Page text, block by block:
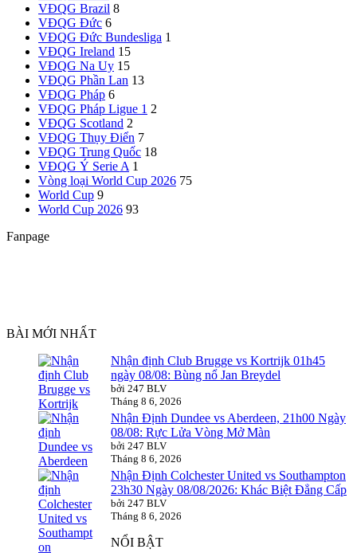
VĐQG Brazil 8
VĐQG Đức 6
VĐQG Đức Bundesliga 1
VĐQG Ireland 15
VĐQG Na Uy 15
VĐQG Phần Lan 13
VĐQG Pháp 6
VĐQG Pháp Ligue 1 2
VĐQG Scotland 2
VĐQG Thụy Điển 7
VĐQG Trung Quốc 18
VĐQG Ý Serie A 1
Vòng loại World Cup 2026 75
World Cup 9
World Cup 2026 93
Fanpage
BÀI MỚI NHẤT
Nhận định Club Brugge vs Kortrijk 01h45
ngày 08/08: Bùng nổ Jan Breydel
bởi 247 BLV
Tháng 8 6, 2026
Nhận Định Dundee vs Aberdeen, 21h00 Ngày
08/08: Rực Lửa Vòng Mở Màn
bởi 247 BLV
Tháng 8 6, 2026
Nhận Định Colchester United vs Southampton
23h30 Ngày 08/08/2026: Khác Biệt Đẳng Cấp
bởi 247 BLV
Tháng 8 6, 2026
NỔI BẬT